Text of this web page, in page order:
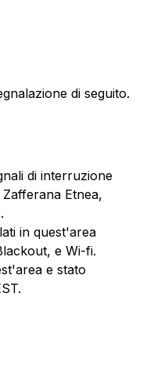
di seguito.
di interruzione
Etnea,
in quest'area
e Wi-fi.
e stato